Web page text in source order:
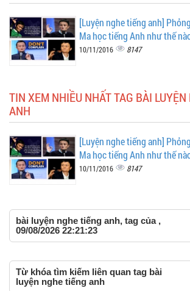
[Luyện nghe tiếng anh]
Ma học tiếng Anh như thế
10/11/2016 8147
TIN XEM NHIỀU NHẤT TAG BÀI LUYỆN
ANH
[Luyện nghe tiếng anh]
Ma học tiếng Anh như thế
10/11/2016 8147
bài luyện nghe tiếng anh, tag của ,
09/08/2026 22:21:23
Từ khóa tìm kiếm liên quan tag bài
luyện nghe tiếng anh